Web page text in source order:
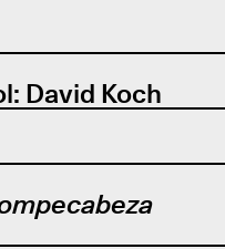
David Koch